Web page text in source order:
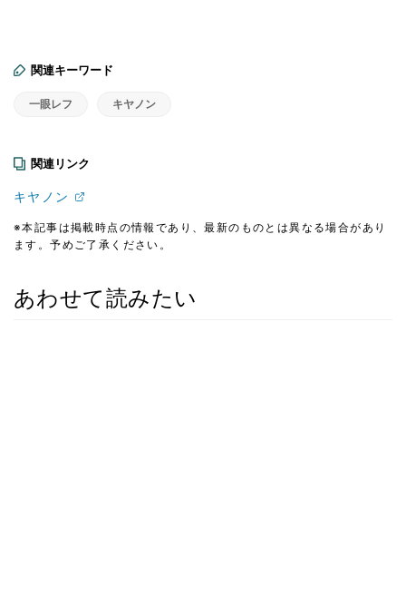
関連キーワード
一眼レフ キヤノン
関連リンク
キヤノン
※本記事は掲載時点の情報であり、最新のものとは異なる場合があり
ます。予めご了承ください。
あわせて読みたい